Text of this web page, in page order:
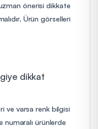
önerisi dikkate
Ürün görselleri
dikkat
ve varsa renk bilgisi
ürünlerde